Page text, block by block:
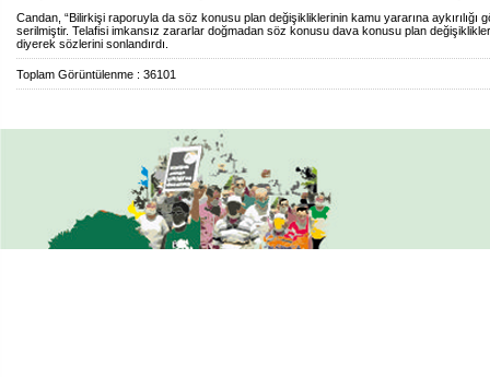
Candan, “Bilirkişi raporuyla da söz konusu plan değişikliklerinin kamu yararına aykırılığı
serilmiştir. Telafisi imkansız zararlar doğmadan söz konusu dava konusu plan
diyerek sözlerini sonlandırdı.
Toplam Görüntülenme : 36101